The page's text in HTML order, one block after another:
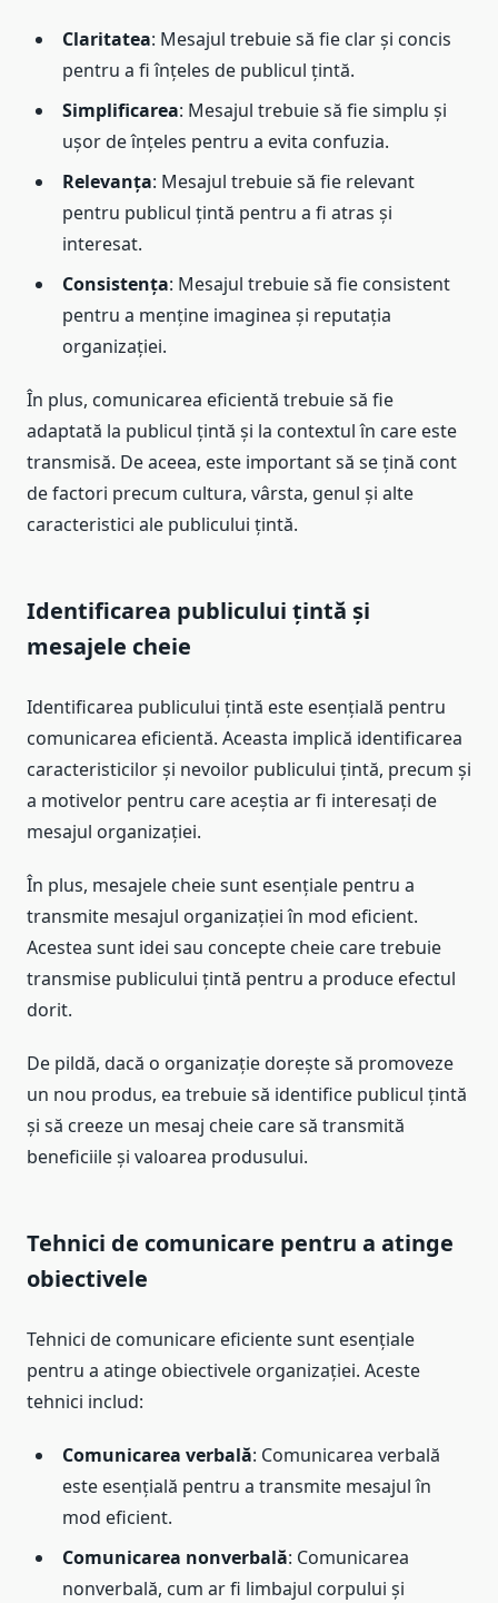
Claritatea: Mesajul trebuie să fie clar și concis
pentru a fi înțeles de publicul țintă.
Simplificarea: Mesajul trebuie să fie simplu și
ușor de înțeles pentru a evita confuzia.
Relevanța: Mesajul trebuie să fie relevant
pentru publicul țintă pentru a fi atras și
interesat.
Consistența: Mesajul trebuie să fie consistent
pentru a menține imaginea și reputația
organizației.
În plus, comunicarea eficientă trebuie să fie
adaptată la publicul țintă și la contextul în care este
transmisă. De aceea, este important să se țină cont
de factori precum cultura, vârsta, genul și alte
caracteristici ale publicului țintă.
Identificarea publicului țintă și
mesajele cheie
Identificarea publicului țintă este esențială pentru
comunicarea eficientă. Aceasta implică identificarea
caracteristicilor și nevoilor publicului țintă, precum și
a motivelor pentru care aceștia ar fi interesați de
mesajul organizației.
În plus, mesajele cheie sunt esențiale pentru a
transmite mesajul organizației în mod eficient.
Acestea sunt idei sau concepte cheie care trebuie
transmise publicului țintă pentru a produce efectul
dorit.
De pildă, dacă o organizație dorește să promoveze
un nou produs, ea trebuie să identifice publicul țintă
și să creeze un mesaj cheie care să transmită
beneficiile și valoarea produsului.
Tehnici de comunicare pentru a atinge
obiectivele
Tehnici de comunicare eficiente sunt esențiale
pentru a atinge obiectivele organizației. Aceste
tehnici includ:
Comunicarea verbală: Comunicarea verbală
este esențială pentru a transmite mesajul în
mod eficient.
Comunicarea nonverbală: Comunicarea
nonverbală, cum ar fi limbajul corpului și